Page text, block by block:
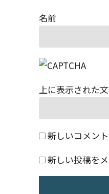
名前
上に表示された
新しいコメン
新しい投稿を